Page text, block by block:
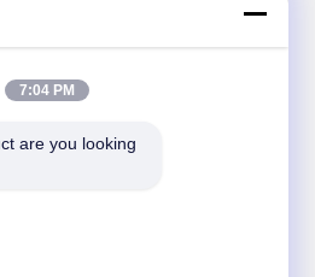
obtener descuentos y más.
7:04 PM
are you looking